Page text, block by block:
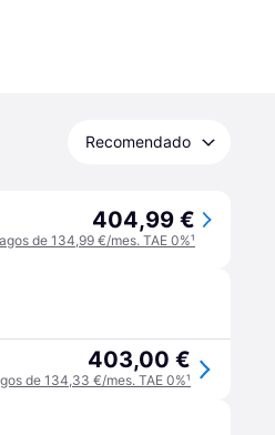
Recomendado
404,99 €
de 134,99 €/mes. TAE 0%¹
403,00 €
de 134,33 €/mes. TAE 0%¹